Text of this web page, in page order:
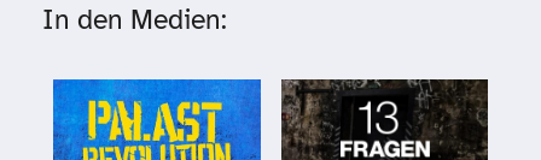
In den Medien: